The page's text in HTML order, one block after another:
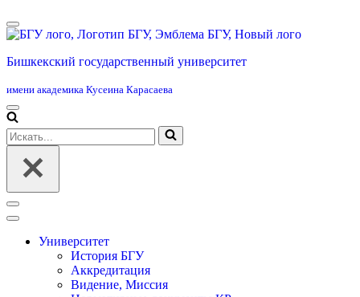
Бишкекский государственный университет
имени академика Кусеина Карасаева
Меню
навигации
Искать...
Меню
навигации
Университет
История БГУ
Аккредитация
Видение, Миссия